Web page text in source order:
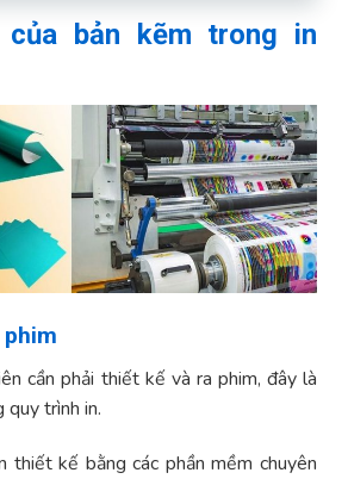
của bản kẽm trong in
phim
cần phải thiết kế và ra phim, đây là
trình in.
thiết kế bằng các phần mềm chuyên